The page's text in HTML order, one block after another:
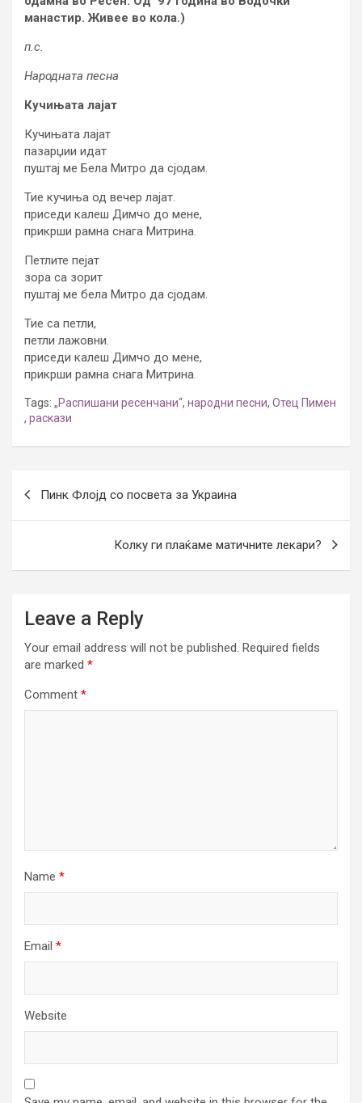
манастир. Живее во кола.)
п.с.
Народната песна
Кучињата лајат
Кучињата лајат
пазарџии идат
пуштај ме Бела Митро да сјодам.
Тие кучиња од вечер лајат.
приседи калеш Димчо до мене,
прикрши рамна снага Митрина.
Петлите пејат
зора са зорит
пуштај ме бела Митро да сјодам.
Тие са петли,
петли лажовни.
приседи калеш Димчо до мене,
прикрши рамна снага Митрина.
Tags: „Распишани ресенчани“, народни песни, Отец Пимен
, раскази
navigation
Пинк Флојд со посвета за Украина
Колку ги плаќаме матичните лекари?
Leave a Reply
Your email address will not be published. Required fields
are marked *
Comment *
Name *
Email *
Website